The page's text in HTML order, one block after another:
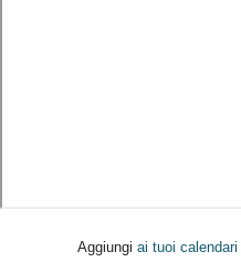
Aggiungi ai tuoi calendari